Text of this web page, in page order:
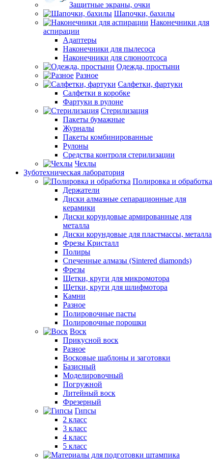
Защитные экраны, очки
Шапочки, бахилы
Наконечники для
аспирации
Адаптеры
Наконечники для пылесоса
Наконечники для слюноотсоса
Одежда, простыни
Разное
Салфетки, фартуки
Салфетки в коробке
Фартуки в рулоне
Стерилизация
Пакеты бумажные
Журналы
Пакеты комбинированные
Рулоны
Средства контроля стерилизации
Чехлы
Зуботехническая лаборатория
Полировка и обработка
Держатели
Диски алмазные сепарационные для
керамики
Диски корундовые армированные для
металла
Диски корундовые для пластмассы, металла
Фрезы Кристалл
Полиры
Спеченные алмазы (Sintered diamonds)
Фрезы
Щетки, круги для микромотора
Щетки, круги для шлифмотора
Камни
Разное
Полировочные пасты
Полировочные порошки
Воск
Прикусной воск
Разное
Восковые шаблоны и заготовки
Базисный
Моделировочный
Погружной
Литейный воск
Фрезерный
Гипсы
2 класс
3 класс
4 класс
5 класс